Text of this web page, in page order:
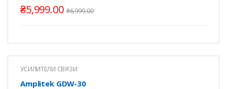
₴5,999.00 ₴6,999.00
УСИЛИТЕЛИ СВЯЗИ
Amplitek GDW-30